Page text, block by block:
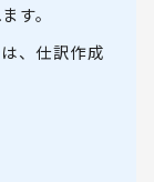
す。
、仕訳作成